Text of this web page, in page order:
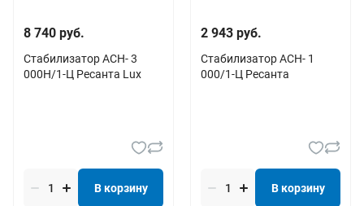
8 740 руб.
Стабилизатор АСН- 3
000Н/1-Ц Ресанта Lux
В корзину
2 943 руб.
Стабилизатор АСН- 1
000/1-Ц Ресанта
В корзину